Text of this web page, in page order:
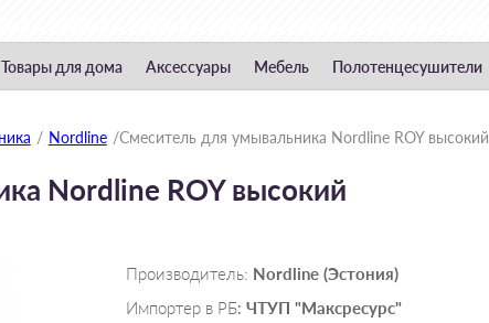
Товары для дома Аксессуары Мебель Полотенцесушители
/ Nordline /Смеситель для умывальника Nordline ROY высокий
Nordline ROY высокий
Производитель: Nordline (Эстония)
Импортер в РБ: ЧТУП "Максресурс"